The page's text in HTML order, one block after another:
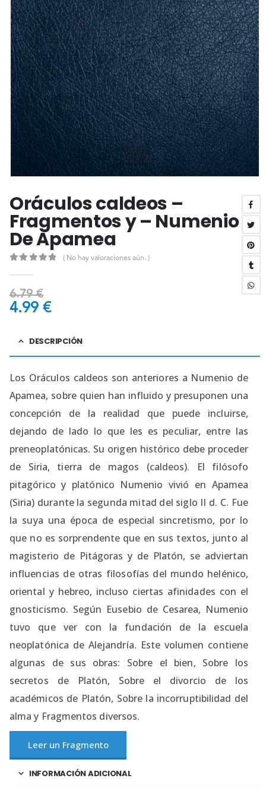
Oráculos caldeos –
Fragmentos y – Numenio
De Apamea
( No hay valoraciones aún. )
6.79€
4.99 €
DESCRIPCIÓN
Los Oráculos caldeos son anteriores a Numenio de
Apamea, sobre quien han influido y presuponen una
concepción de la realidad que puede incluirse,
dejando de lado lo que les es peculiar, entre las
preneoplatónicas. Su origen histórico debe proceder
de Siria, tierra de magos (caldeos). El filósofo
pitagórico y platónico Numenio vivió en Apamea
(Siria) durante la segunda mitad del siglo II d. C. Fue
la suya una época de especial sincretismo, por lo
que no es sorprendente que en sus textos, junto al
magisterio de Pitágoras y de Platón, se adviertan
influencias de otras filosofías del mundo helénico,
oriental y hebreo, incluso ciertas afinidades con el
gnosticismo. Según Eusebio de Cesarea, Numenio
tuvo que ver con la fundación de la escuela
neoplatónica de Alejandría. Este volumen contiene
algunas de sus obras: Sobre el bien, Sobre los
secretos de Platón, Sobre el divorcio de los
académicos de Platón, Sobre la incorruptibilidad del
alma y Fragmentos diversos.
Leer un Fragmento
INFORMACIÓN ADICIONAL